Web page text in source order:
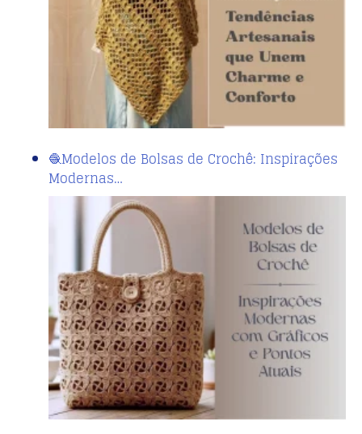
🧶Modelos de Bolsas de Crochê: Inspirações
Modernas…